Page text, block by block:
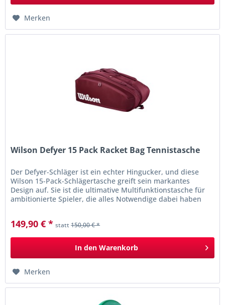
Merken
Wilson Defyer 15 Pack Racket Bag Tennistasche
Der Defyer-Schläger ist ein echter Hingucker, und diese
Wilson 15-Pack-Schlägertasche greift sein markantes
Design auf. Sie ist die ultimative Multifunktionstasche für
ambitionierte Spieler, die alles Notwendige dabei haben
149,90 € * statt150,00 € *
In den Warenkorb
Merken